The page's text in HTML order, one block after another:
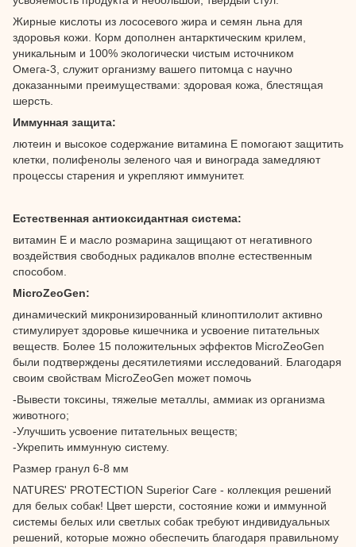
Жирные кислоты из лососевого жира и семян льна для
здоровья кожи. Корм дополнен антарктическим крилем,
уникальным и 100% экологически чистым источником
Омега-3, служит организму вашего питомца с научно
доказанными преимуществами: здоровая кожа, блестящая
шерсть.
Иммунная защита:
лютеин и высокое содержание витамина Е помогают защитить
клетки, полифенолы зеленого чая и винограда замедляют
процессы старения и укрепляют иммунитет.
Естественная антиоксидантная система:
витамин Е и масло розмарина защищают от негативного
воздействия свободных радикалов вполне естественным
способом.
MicroZeoGen:
динамический микронизированный клиноптилолит активно
стимулирует здоровье кишечника и усвоение питательных
веществ. Более 15 положительных эффектов MicroZeoGen
были подтверждены десятилетиями исследований. Благодаря
своим свойствам MicroZeoGen может помочь
-Вывести токсины, тяжелые металлы, аммиак из организма
животного;
-Улучшить усвоение питательных веществ;
-Укрепить иммунную систему.
Размер гранул 6-8 мм
NATURES' PROTECTION Superior Care - коллекция решений
для белых собак! Цвет шерсти, состояние кожи и иммунной
системы белых или светлых собак требуют индивидуальных
решений, которые можно обеспечить благодаря правильному